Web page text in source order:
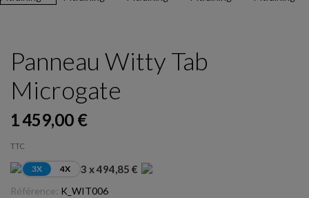
Panneau Witty Tab
Microgate
1 459,00 €
TTC
3X 4X 3 x 494,85 €
Référence: K_WIT006